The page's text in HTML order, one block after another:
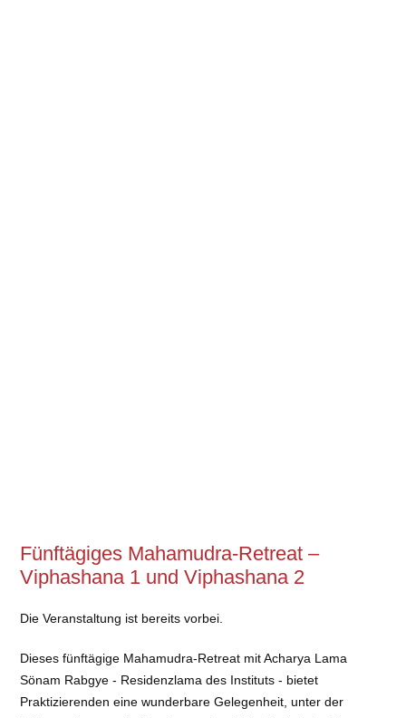
Fünftägiges Mahamudra-Retreat –
Viphashana 1 und Viphashana 2
Die Veranstaltung ist bereits vorbei.
Dieses fünftägige Mahamudra-Retreat mit Acharya Lama
Sönam Rabgye - Residenzlama des Instituts - bietet
Praktizierenden eine wunderbare Gelegenheit, unter der